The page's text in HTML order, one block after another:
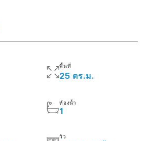
พื้นที่
25 ตร.ม.
ห้องน้ำ
1
วิว